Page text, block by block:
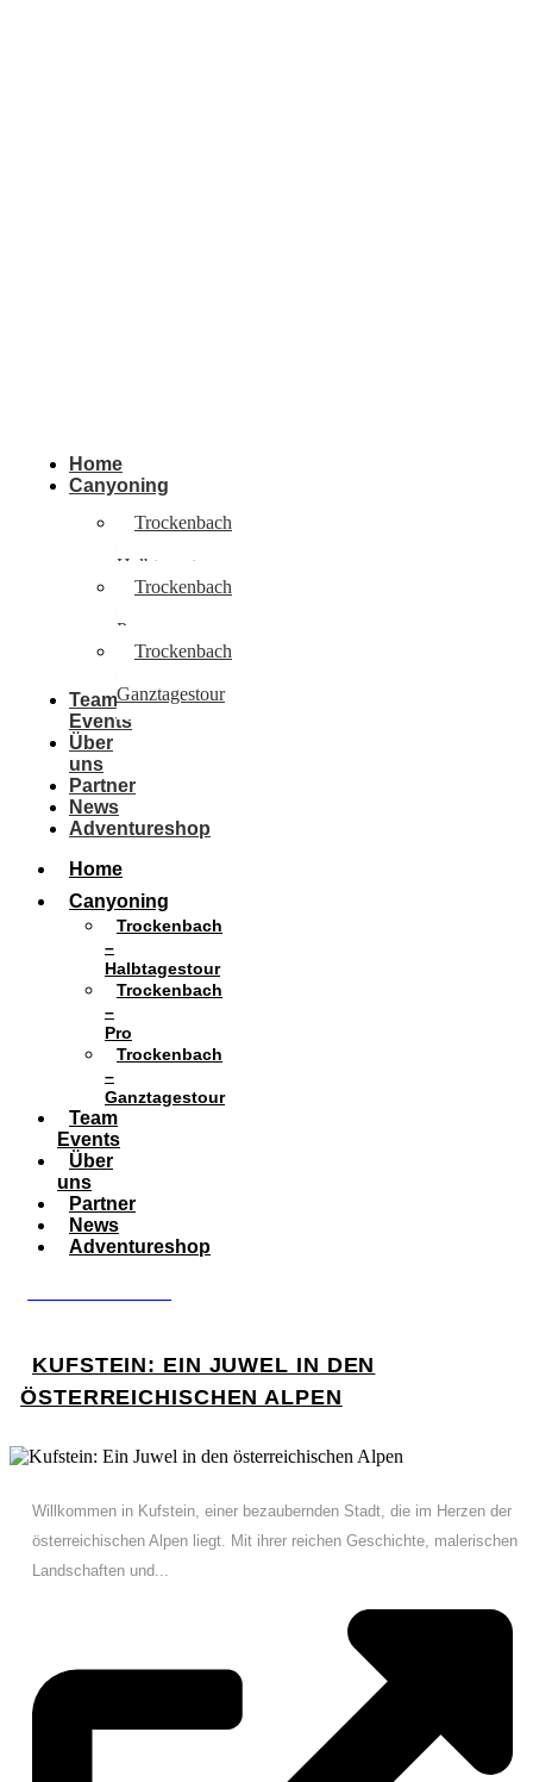
Home
Canyoning
Trockenbach
Halbtagestour
Trockenbach
Pro
Trockenbach
Ganztagestour
Team
Events
Über
uns
Partner
News
Adventureshop
Home
Canyoning
Trockenbach
–
Halbtagestour
Trockenbach
–
Pro
Trockenbach
–
Ganztagestour
Team
Events
Über
uns
Partner
News
Adventureshop
KUFSTEIN: EIN JUWEL IN DEN
ÖSTERREICHISCHEN ALPEN
Willkommen in Kufstein, einer bezaubernden Stadt, die im Herzen der
österreichischen Alpen liegt. Mit ihrer reichen Geschichte, malerischen
Landschaften und...